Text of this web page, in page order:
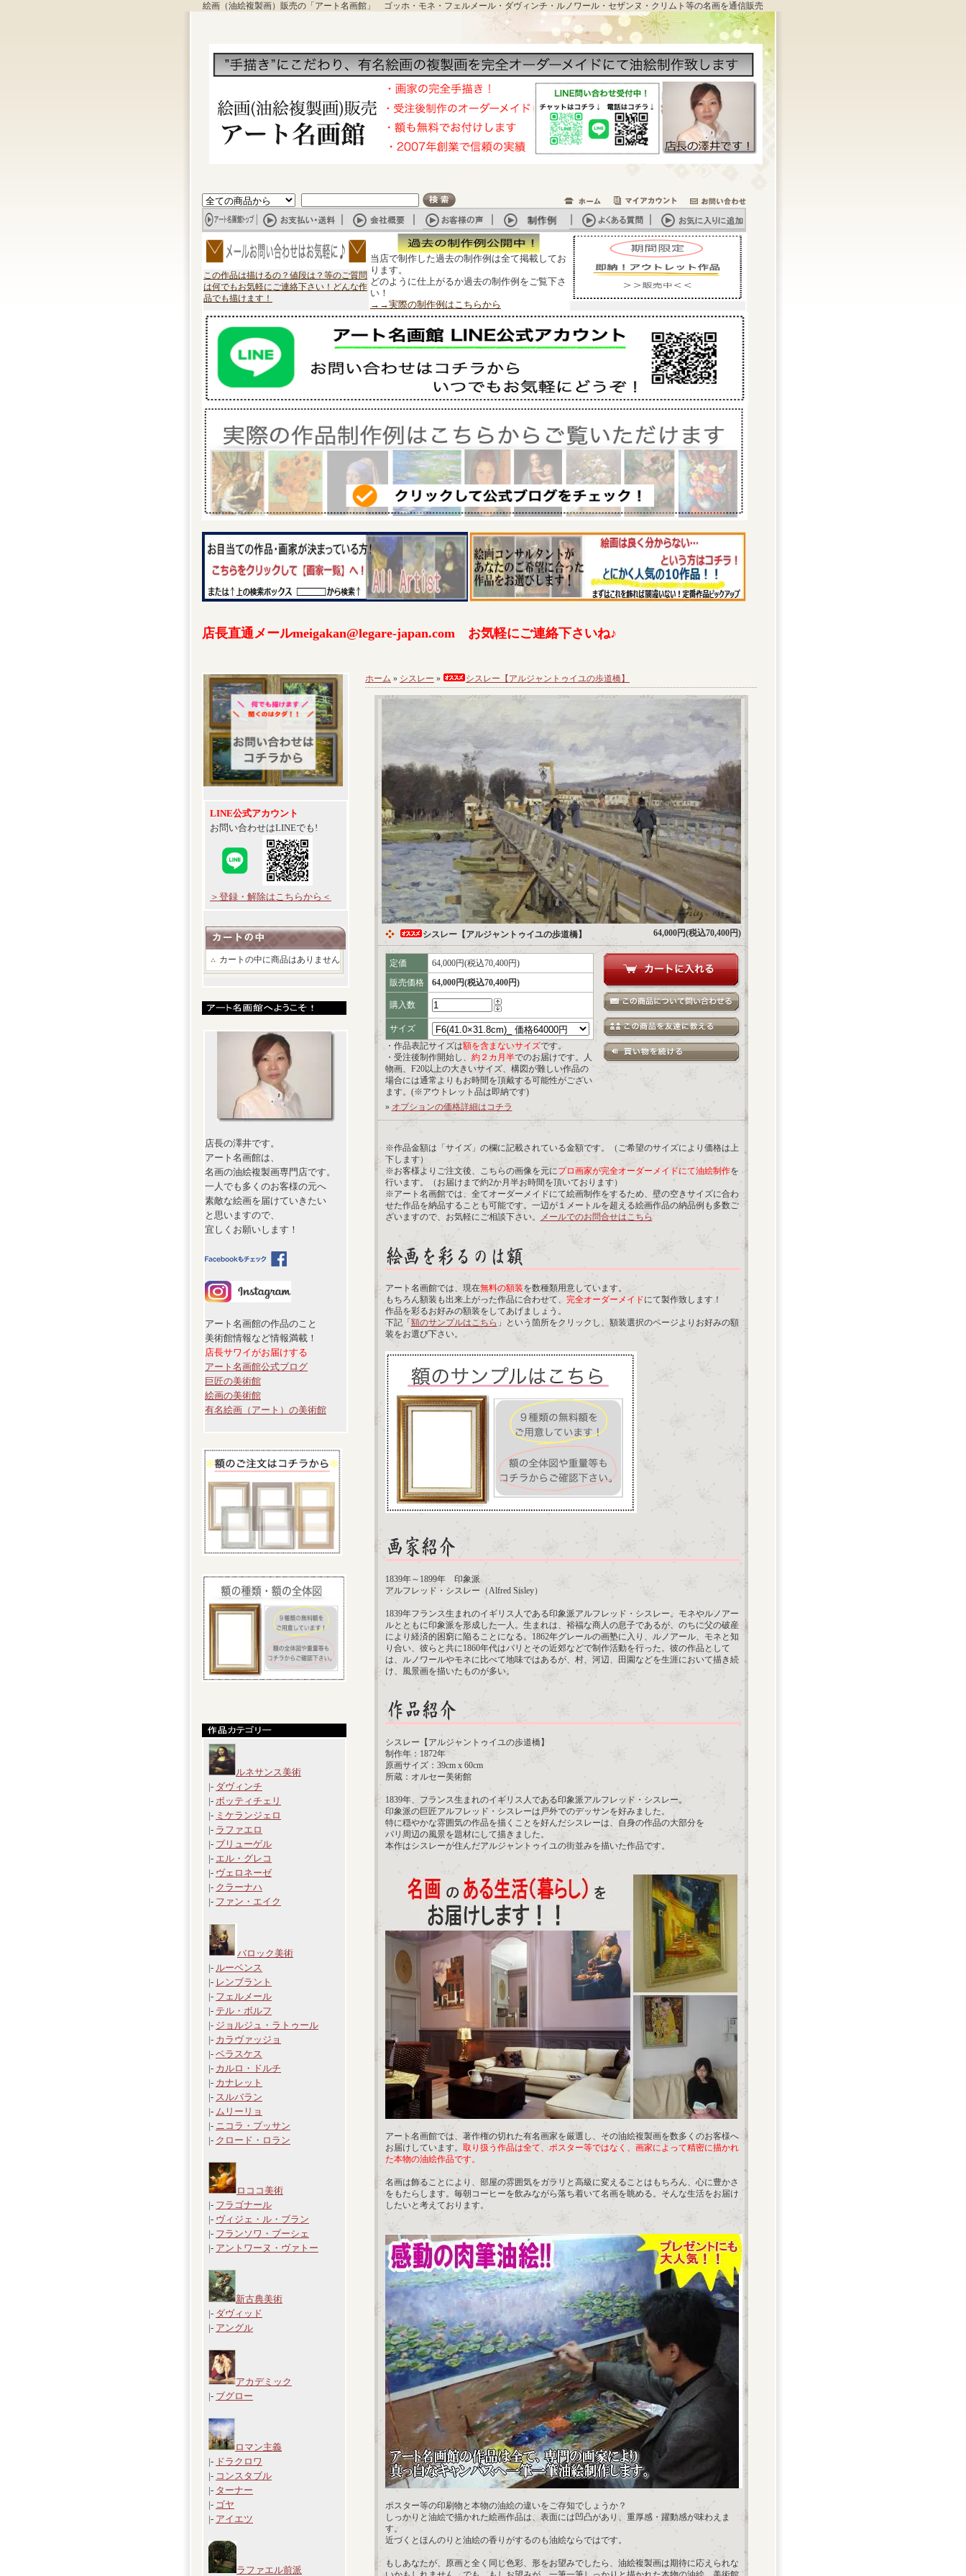
絵画（油絵複製画）販売の「アート名画館」 ゴッホ・モネ・フェルメール・ダヴィンチ・ルノワール・セザンヌ・クリムト等の名画を通信販売
この作品は描けるの？値段は？等のご質問
は何でもお気軽にご連絡下さい！どんな作
品でも描けます！
当店で制作した過去の制作例は全て掲載してお
ります。
どのように仕上がるか過去の制作例をご覧下さ
い！
→→実際の制作例はこちらから
店長直通メールmeigakan@legare-japan.com お気軽にご連絡下さいね♪
LINE公式アカウント
お問い合わせはLINEでも!
＞登録・解除はこちらから＜
カートの中に商品はありません
店長の澤井です。
アート名画館は、
名画の油絵複製画専門店です。
一人でも多くのお客様の元へ
素敵な絵画を届けていきたい
と思いますので、
宜しくお願いします！
アート名画館の作品のこと
美術館情報など情報満載！
店長サワイがお届けする
アート名画館公式ブログ
巨匠の美術館
絵画の美術館
有名絵画（アート）の美術館
ルネサンス美術
|- ダヴィンチ
|- ボッティチェリ
|- ミケランジェロ
|- ラファエロ
|- ブリューゲル
|- エル・グレコ
|- ヴェロネーゼ
|- クラーナハ
|- ファン・エイク
バロック美術
|- ルーベンス
|- レンブラント
|- フェルメール
|- テル・ボルフ
|- ジョルジュ・ラトゥール
|- カラヴァッジョ
|- ベラスケス
|- カルロ・ドルチ
|- カナレット
|- スルバラン
|- ムリーリョ
|- ニコラ・プッサン
|- クロード・ロラン
ロココ美術
|- フラゴナール
|- ヴィジェ・ル・ブラン
|- フランソワ・ブーシェ
|- アントワーヌ・ヴァトー
新古典美術
|- ダヴィッド
|- アングル
アカデミック
|- ブグロー
ロマン主義
|- ドラクロワ
|- コンスタブル
|- ターナー
|- ゴヤ
|- アイエツ
ラファエル前派
ホーム » シスレー » シスレー【アルジャントゥイユの歩道橋】
シスレー【アルジャントゥイユの歩道橋】 64,000円(税込70,400円)
定価
64,000円(税込70,400円)
販売価格
64,000円(税込70,400円)
購入数
サイズ
・作品表記サイズは額を含まないサイズです。
・受注後制作開始し、 約２カ月半でのお届けです。人
物画、F20以上の大きいサイズ、構図が難しい作品の
場合には通常よりもお時間を頂戴する可能性がござい
ます。(※アウトレット品は即納です)
» オプションの価格詳細はコチラ
※作品金額は「サイズ」の欄に記載されている金額です。（ご希望のサイズにより価格は上
下します）
※お客様よりご注文後、こちらの画像を元にプロ画家が完全オーダーメイドにて油絵制作を
行います。（お届けまで約2か月半お時間を頂いております）
※アート名画館では、全てオーダーメイドにて絵画制作をするため、壁の空きサイズに合わ
せた作品を納品することも可能です。一辺が１メートルを超える絵画作品の納品例も多数ご
ざいますので、お気軽にご相談下さい。
メールでのお問合せはこちら
アート名画館では、現在無料の額装を数種類用意しています。
もちろん額装も出来上がった作品に合わせて、 完全オーダーメイドにて製作致します！
作品を彩るお好みの額装をしてあげましょう。
下記「 額のサンプルはこちら 」という箇所をクリックし、額装選択のページよりお好みの額
装をお選び下さい。
1839年～1899年 印象派
アルフレッド・シスレー（Alfred Sisley）
1839年フランス生まれのイギリス人である印象派アルフレッド・シスレー。モネやルノアー
ルとともに印象派を形成した一人。生まれは、裕福な商人の息子であるが、のちに父の破産
により経済的困窮に陥ることになる。1862年グレールの画塾に入り、ルノアール、モネと知
り合い、彼らと共に1860年代はパリとその近郊などで制作活動を行った。彼の作品として
は、ルノワールやモネに比べて地味ではあるが、村、河辺、田園などを生涯において描き続
け、風景画を描いたものが多い。
シスレー【アルジャントゥイユの歩道橋】
制作年：1872年
原画サイズ：39cm x 60cm
所蔵：オルセー美術館
1839年、フランス生まれのイギリス人である印象派アルフレッド・シスレー。
印象派の巨匠アルフレッド・シスレーは戸外でのデッサンを好みました。
特に穏やかな雰囲気の作品を描くことを好んだシスレーは、自身の作品の大部分を
パリ周辺の風景を題材にして描きました。
本作はシスレーが住んだアルジャントゥイユの街並みを描いた作品です。
アート名画館では、著作権の切れた有名画家を厳選し、その油絵複製画を数多くのお客様へ
お届けしています。 取り扱う作品は全て、ポスター等ではなく、画家によって精密に描かれ
た本物の油絵作品です。
名画は飾ることにより、部屋の雰囲気をガラリと高級に変えることはもちろん、心に豊かさ
をもたらします。毎朝コーヒーを飲みながら落ち着いて名画を眺める。そんな生活をお届け
したいと考えております。
ポスター等の印刷物と本物の油絵の違いをご存知でしょうか？
しっかりと油絵で描かれた絵画作品は、表面には凹凸があり、重厚感・躍動感が味わえま
す。
近づくとほんのりと油絵の香りがするのも油絵ならではです。
もしあなたが、原画と全く同じ色彩、形をお望みでしたら、油絵複製画は期待に応えられな